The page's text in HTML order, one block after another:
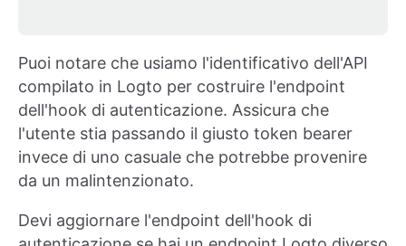
Puoi notare che usiamo l'identificativo dell'API
compilato in Logto per costruire l'endpoint
dell'hook di autenticazione. Assicura che
l'utente stia passando il giusto token bearer
invece di uno casuale che potrebbe provenire
da un malintenzionato.
Devi aggiornare l'endpoint dell'hook di